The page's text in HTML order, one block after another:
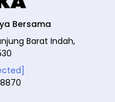
Bersama
Barat Indah,